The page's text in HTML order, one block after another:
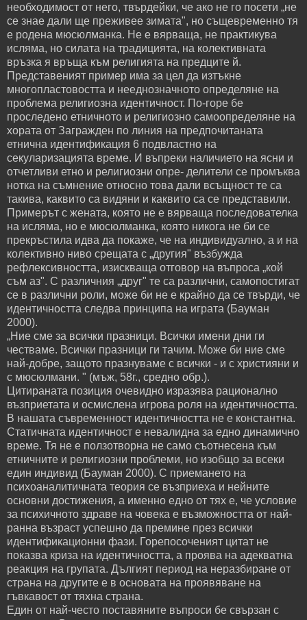
необходимост от него, твърдейки, че ако не го посети „не
се знае дали ще преживее зимата", но същевременно тя
е родена мюсюлманка. Не е вярваща, не практикува
исляма, но силата на традицията, на колективната
връзка я връща към религията на предците й.
Представеният пример има за цел да изтъкне
многопластовостта и нееднозначното определяне на
проблема религиозна идентичност. По-горе бе
проследено етничното и религиозно самоопределяне на
хората от Загражден по линия на предпочитаната
етнична идентификация 6 подвластно на
секуларизацията време. И въпреки наличието на ясни и
отчетливи етно и религиозни опре- делители се промъква
нотка на съмнение относно това дали всъщност те са
такива, каквито са видяни и каквито са се представили.
Примерът с жената, която не е вярваща последователка
на исляма, но е мюсюлманка, която никога не би се
прекръстила идва да покаже, че на индивидуално, а и на
колективно ниво срещата с „другия" възбужда
рефлексивността, изискваща отговор на въпроса „кой
съм аз". С различния „друг" те са различни, самопостигат
се в различни роли, може би не е крайно да се твърди, че
идентичността следва принципа на играта (Бауман
2000).
„Ние сме за всички празници. Всички имени дни ги
честваме. Всички празници ги тачим. Може би ние сме
най-добре, защото празнуваме с всички - и с християни и
с мюсюлмани. " (мъж, 58г., средно обр.).
Цитираната позиция очевидно изразява рационално
възприетата и осмислена игрова роля на идентичността.
В нашата съвременност идентичността не е константна.
Статичната идентичност е невалидна за едно динамично
време. Тя не е ползотворна не само съотнесена към
етничните и религиозни проблеми, но изобщо за всеки
един индивид (Бауман 2000). С приемането на
психоаналитичната теория се възприеха и нейните
основни достижения, а именно едно от тях е, че условие
за психичното здраве на човека е възможността от най-
ранна възраст успешно да премине през всички
идентификационни фази. Горепосоченият цитат не
показва криза на идентичността, а проява на адекватна
реакция на групата. Дългият период на неразбиране от
страна на другите е в основата на проявяване на
гъвкавост от тяхна страна.
Един от най-често поставяните въпроси бе свързан с